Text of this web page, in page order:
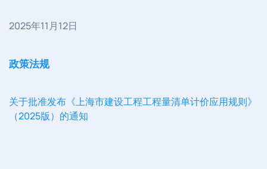
2025年11月12日
政策法规
关于批准发布《上海市建设工程工程量清单计价应用规则》
（2025版）的通知